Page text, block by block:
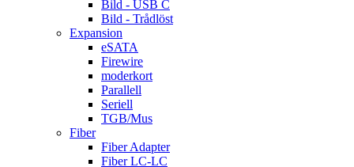
Bild - USB C
Bild - Trådlöst
Expansion
eSATA
Firewire
moderkort
Parallell
Seriell
TGB/Mus
Fiber
Fiber Adapter
Fiber LC-LC